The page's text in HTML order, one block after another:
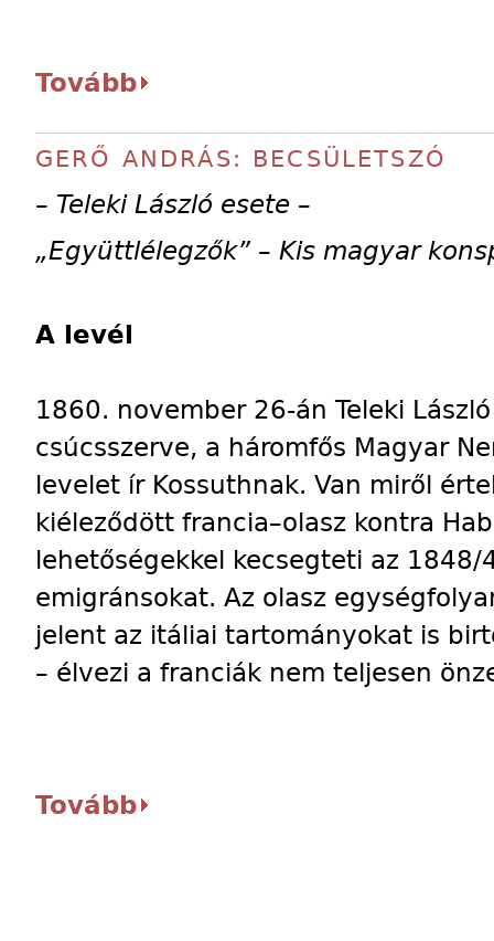
Tovább
GERŐ ANDRÁS: BECSÜLETSZÓ
– Teleki László esete –
„Együttlélegzők” – Kis magyar
A levél
1860. november 26-án Teleki
csúcsszerve, a háromfős Magyar
levelet ír Kossuthnak. Van miről
kiéleződött francia–olasz kontra
lehetőségekkel kecsegteti az
emigránsokat. Az olasz
jelent az itáliai tartományokat is
– élvezi a franciák nem teljesen
Tovább